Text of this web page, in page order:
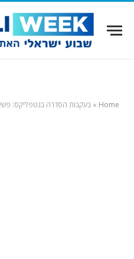
Home
» בעקבות הסדרה בנטפליקס: פשיטה על